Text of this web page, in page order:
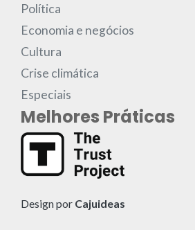
Política
Economia e negócios
Cultura
Crise climática
Especiais
Melhores Práticas
Design por Cajuideas